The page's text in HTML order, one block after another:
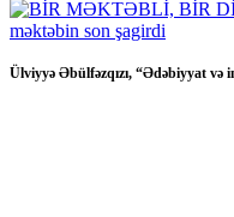
Ülviyyə Əbülfəzqızı, “Ədəbiyyat və